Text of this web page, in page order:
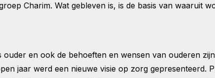
Charim. Wat gebleven is, is de basis van waaruit
en ook de behoeften en wensen van ouderen
jaar werd een nieuwe visie op zorg gepresenteerd.